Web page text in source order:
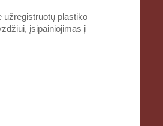
užregistruotų plastiko
įsipainiojimas į